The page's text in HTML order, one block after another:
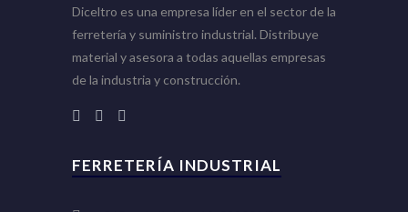
Diceltro es una empresa líder en el sector de la
ferretería y suministro industrial. Distribuye
material y asesora a todas aquellas empresas
de la industria y construcción.
FERRETERÍA INDUSTRIAL